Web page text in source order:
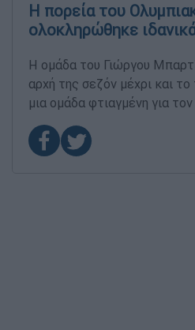
Η πορεία του
ολοκληρώθηκε
Η ομάδα του Γιώργου
αρχή της σεζόν μέχρι και το
μια ομάδα φτιαγμένη για